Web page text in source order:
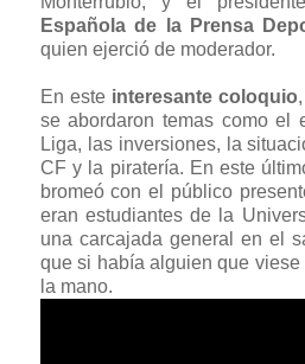
Española de la Prensa
quien ejerció de moderador.
En este interesante coloquio
se abordaron temas como el
Liga, las inversiones, la
CF y la piratería. En este
bromeó con el público
eran estudiantes de la
una carcajada general en el
que si había alguien que
la mano.